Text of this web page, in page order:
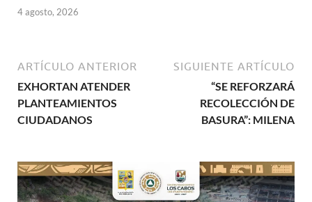
4 agosto, 2026
ARTÍCULO ANTERIOR
EXHORTAN ATENDER
PLANTEAMIENTOS
CIUDADANOS
SIGUIENTE ARTÍCULO
“SE REFORZARÁ
RECOLECCIÓN DE
BASURA”: MILENA